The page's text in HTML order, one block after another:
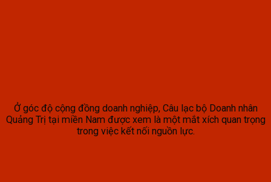
Ở góc độ cộng đồng doanh nghiệp, Câu lạc bộ Doanh nhân
Quảng Trị tại miền Nam được xem là một mắt xích quan trọng
trong việc kết nối nguồn lực.